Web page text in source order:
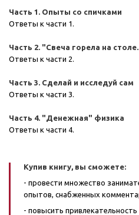
Часть 1. Опыты со спичками
Ответы к части 1.
Часть 2. "Свеча горела на
Ответы к части 2.
Часть 3. Сделай и исследуй сам
Ответы к части 3.
Часть 4. "Денежная" физика
Ответы к части 4.
Купив книгу, вы сможете:
- провести множество
опытов, снабженных
- повысить